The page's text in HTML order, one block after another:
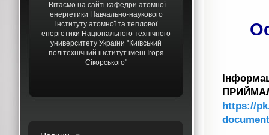
Вітаємо на сайті кафедри атомної
енергетики Навчально-наукового
інституту атомної та теплової
енергетики Національного технічного
университету України "Київський
політехнічний інститут імені Ігоря
Сікорського"
https://